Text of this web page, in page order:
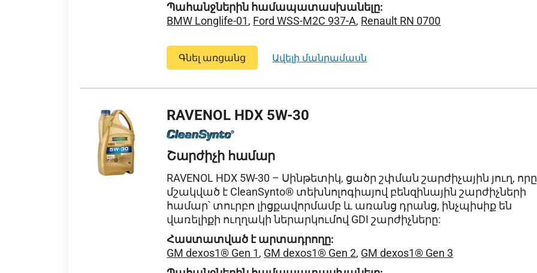
Պահանջներին համապատասխանելը:
BMW Longlife-01, Ford WSS-M2C 937-A, Renault RN 0700
Գնել առցանց ավելի մանրամասն
RAVENOL HDX 5W-30
Շարժիչի համար
RAVENOL HDX 5W-30 – Սինթետիկ, ցածր շփման շարժիչային յուղ, որը
մշակված է CleanSynto® տեխնոլոգիայով բենզինային շարժիչների
համար՝ տուրբո լիցքավորմամբ և առանց դրանց, ինչպիսիք են
վառելիքի ուղղակի ներարկումով GDI շարժիչները:
Հաստատված է արտադրողը:
GM dexos1® Gen 1, GM dexos1® Gen 2, GM dexos1® Gen 3